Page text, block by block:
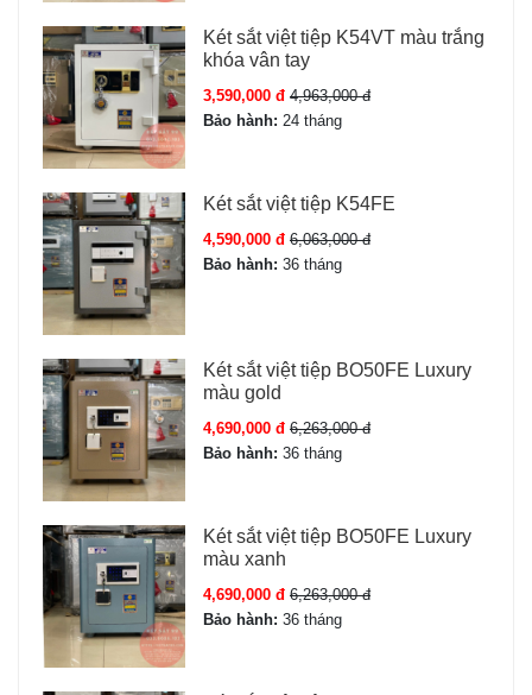
Két sắt việt tiệp K54VT màu trắng
khóa vân tay
3,590,000 đ 4,963,000 đ
Bảo hành: 24 tháng
Két sắt việt tiệp K54FE
4,590,000 đ 6,063,000 đ
Bảo hành: 36 tháng
Két sắt việt tiệp BO50FE Luxury
màu gold
4,690,000 đ 6,263,000 đ
Bảo hành: 36 tháng
Két sắt việt tiệp BO50FE Luxury
màu xanh
4,690,000 đ 6,263,000 đ
Bảo hành: 36 tháng